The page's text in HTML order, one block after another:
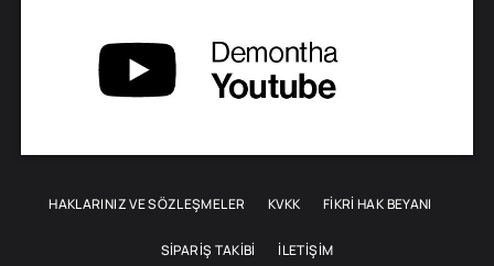
HAKLARINIZ VE SÖZLEŞMELER KVKK FİKRİ HAK BEYANI
SIPARIŞ TAKIBI İLETIŞIM